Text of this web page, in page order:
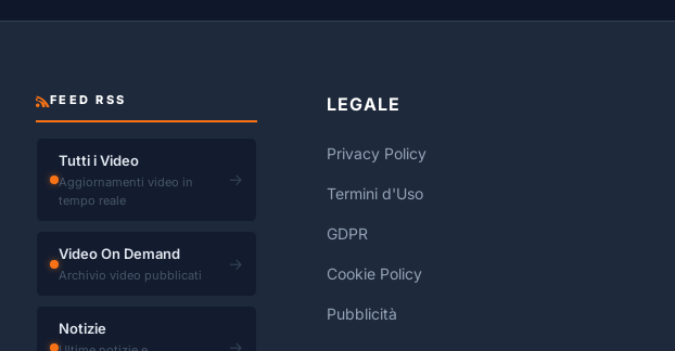
FEED RSS
Tutti i Video
Aggiornamenti video in
tempo reale
→
Video On Demand
Archivio video pubblicati
→
Notizie
LEGALE
Privacy Policy
Termini d'Uso
GDPR
Cookie Policy
Pubblicità